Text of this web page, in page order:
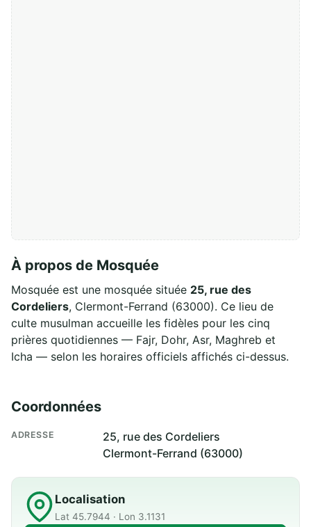
À propos de Mosquée
Mosquée est une mosquée située 25, rue des
Cordeliers, Clermont-Ferrand (63000). Ce lieu de
culte musulman accueille les fidèles pour les cinq
prières quotidiennes — Fajr, Dohr, Asr, Maghreb et
Icha — selon les horaires officiels affichés ci-dessus.
Coordonnées
ADRESSE
25, rue des Cordeliers
Clermont-Ferrand (63000)
Localisation
Lat 45.7944 · Lon 3.1131